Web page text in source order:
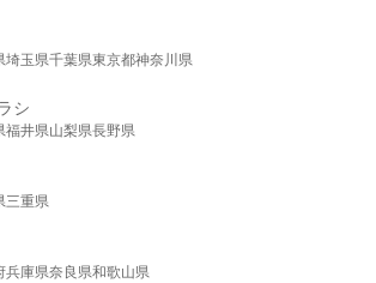
埼玉県千葉県東京都神奈川県
シ
福井県山梨県長野県
三重県
兵庫県奈良県和歌山県